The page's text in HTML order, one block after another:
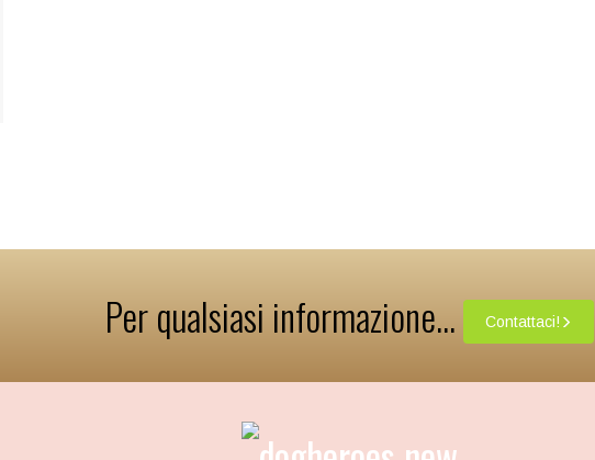
Per qualsiasi informazione... Contattaci!